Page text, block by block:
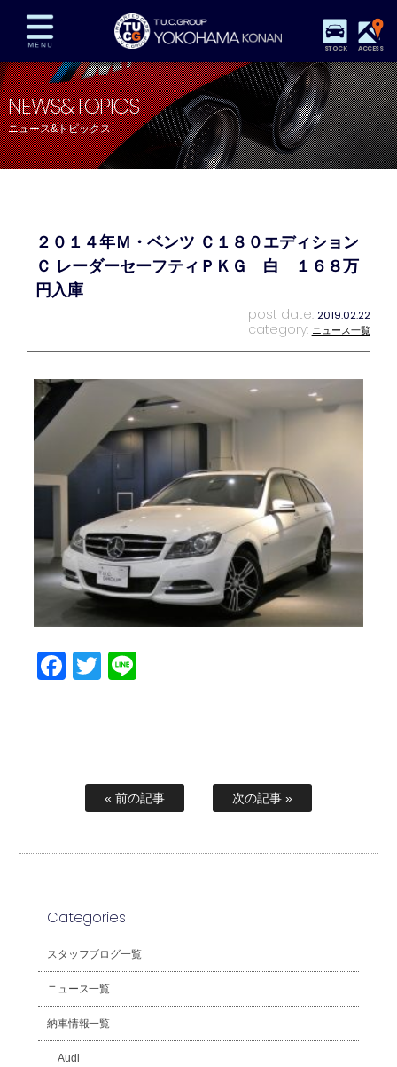
STOCK ACCESS
在庫車両情報 保証&サービス パーツリスト
TUCとは？ 店舗情報 アクセスマップ
全国納車 特別作業 注文販売
プライバシーポリシー スタッフblog 納車blog
NEWS&TOPICS
ニュース&トピックス
２０１４年Ｍ・ベンツ Ｃ１８０エディション
Ｃ レーダーセーフティＰＫＧ 白 １６８万
円入庫
post date: 2019.02.22
category: ニュース一覧
Facebook
Twitter
« 前の記事 次の記事 »
Categories
スタッフブログ一覧
ニュース一覧
納車情報一覧
Audi